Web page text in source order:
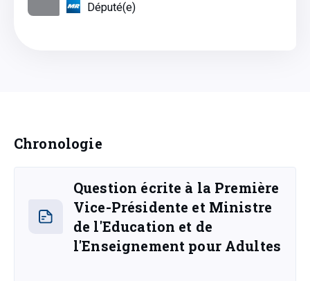
Député(e)
Chronologie
Question écrite à la Première
Vice-Présidente et Ministre
de l'Education et de
l'Enseignement pour Adultes